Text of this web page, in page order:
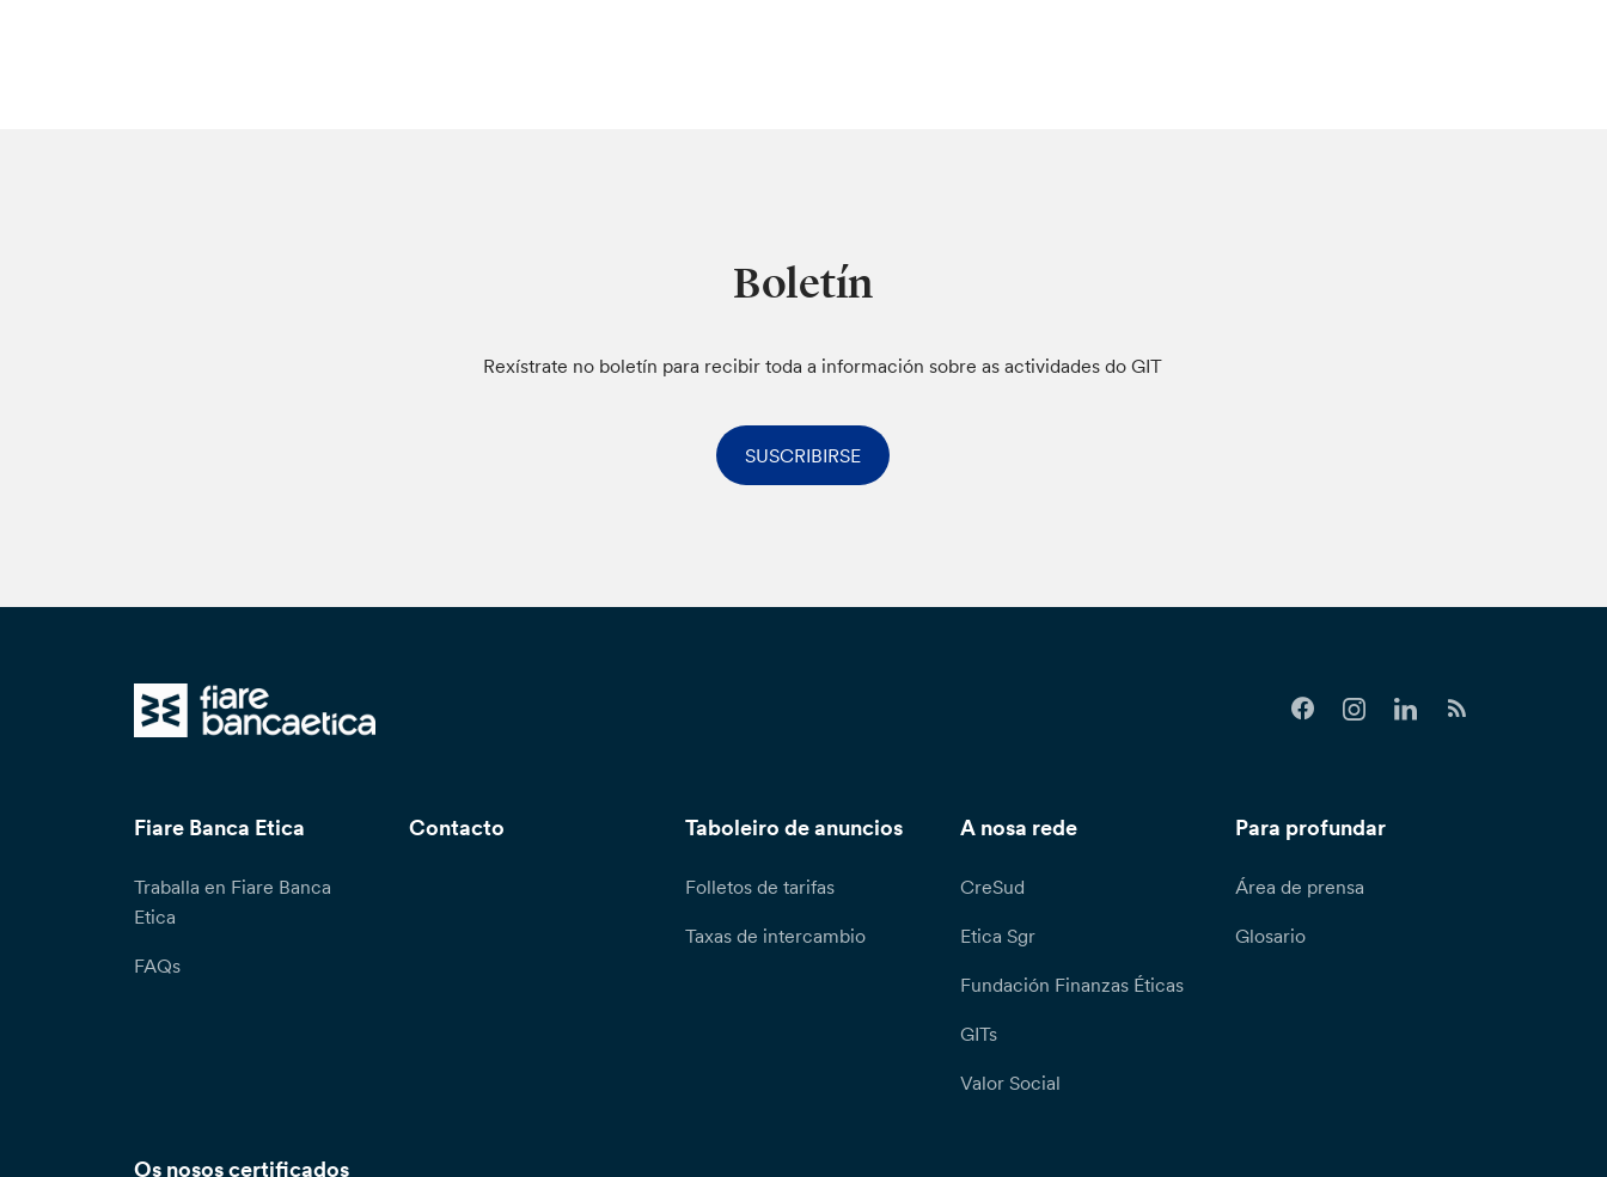
Boletín
Rexístrate no boletín para recibir toda a información sobre as actividades do GIT
SUSCRIBIRSE
Fiare Banca Etica
Traballa en Fiare Banca
Etica
FAQs
Contacto Taboleiro de anuncios
Folletos de tarifas
Taxas de intercambio
A nosa rede
CreSud
Etica Sgr
Fundación Finanzas Éticas
GITs
Valor Social
Para profundar
Área de prensa
Glosario
Os nosos certificados